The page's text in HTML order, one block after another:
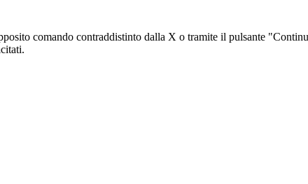
comando contraddistinto dalla X o tramite il pulsante